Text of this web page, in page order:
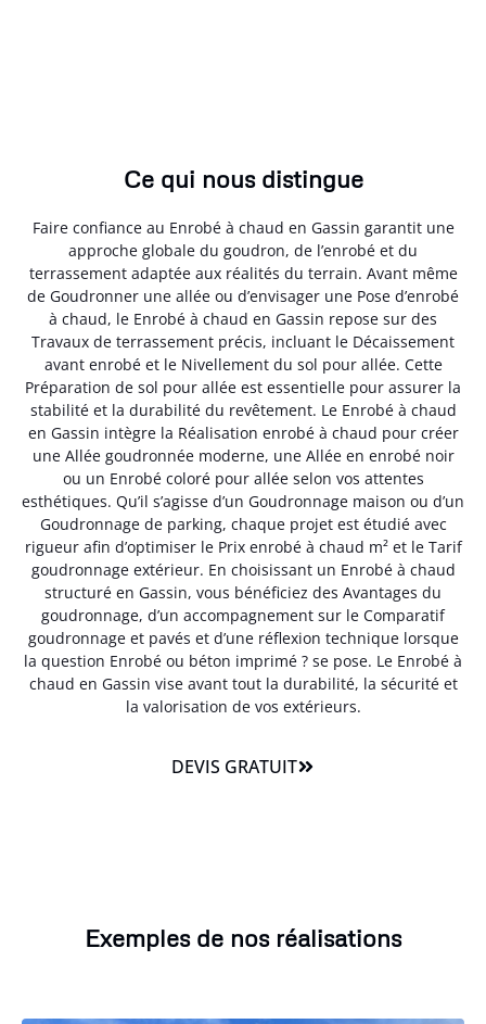
Ce qui nous distingue
Faire confiance au Enrobé à chaud en Gassin garantit une
approche globale du goudron, de l’enrobé et du
terrassement adaptée aux réalités du terrain. Avant même
de Goudronner une allée ou d’envisager une Pose d’enrobé
à chaud, le Enrobé à chaud en Gassin repose sur des
Travaux de terrassement précis, incluant le Décaissement
avant enrobé et le Nivellement du sol pour allée. Cette
Préparation de sol pour allée est essentielle pour assurer la
stabilité et la durabilité du revêtement. Le Enrobé à chaud
en Gassin intègre la Réalisation enrobé à chaud pour créer
une Allée goudronnée moderne, une Allée en enrobé noir
ou un Enrobé coloré pour allée selon vos attentes
esthétiques. Qu’il s’agisse d’un Goudronnage maison ou d’un
Goudronnage de parking, chaque projet est étudié avec
rigueur afin d’optimiser le Prix enrobé à chaud m² et le Tarif
goudronnage extérieur. En choisissant un Enrobé à chaud
structuré en Gassin, vous bénéficiez des Avantages du
goudronnage, d’un accompagnement sur le Comparatif
goudronnage et pavés et d’une réflexion technique lorsque
la question Enrobé ou béton imprimé ? se pose. Le Enrobé à
chaud en Gassin vise avant tout la durabilité, la sécurité et
la valorisation de vos extérieurs.
DEVIS GRATUIT
Exemples de nos réalisations